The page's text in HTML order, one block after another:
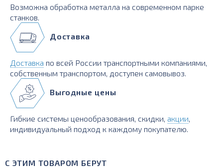
Возможна обработка металла на современном парке
станков.
Доставка
Доставка по всей России транспортными компаниями,
собственным транспортом, доступен самовывоз.
Выгодные цены
Гибкие системы ценообразования, скидки, акции,
индивидуальный подход к каждому покупателю.
С ЭТИМ ТОВАРОМ БЕРУТ